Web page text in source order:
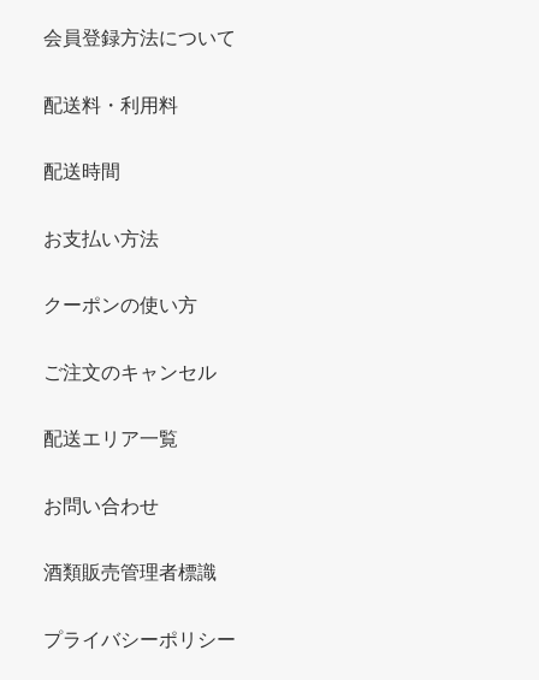
会員登録方法について
配送料・利用料
配送時間
お支払い方法
クーポンの使い方
ご注文のキャンセル
配送エリア一覧
お問い合わせ
酒類販売管理者標識
プライバシーポリシー